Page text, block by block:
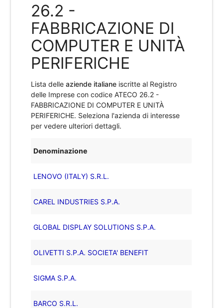
26.2 -
FABBRICAZIONE DI
COMPUTER E UNITÀ
PERIFERICHE
Lista delleaziende italiane iscritte al Registro
delle Imprese con codice ATECO 26.2 -
FABBRICAZIONE DI COMPUTER E UNITÀ
PERIFERICHE. Seleziona l'azienda di interesse
per vedere ulteriori dettagli.
Denominazione
LENOVO (ITALY) S.R.L.
CAREL INDUSTRIES S.P.A.
GLOBAL DISPLAY SOLUTIONS S.P.A.
OLIVETTI S.P.A. SOCIETA' BENEFIT
SIGMA S.P.A.
BARCO S.R.L.